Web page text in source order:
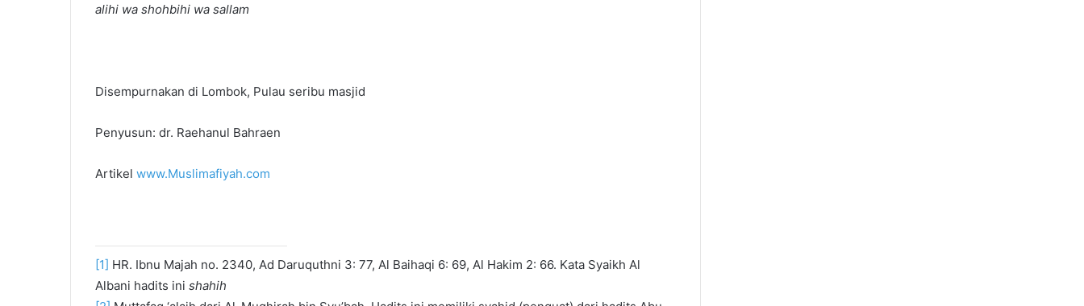
alihi wa shohbihi wa sallam
Disempurnakan di Lombok, Pulau seribu masjid
Penyusun: dr. Raehanul Bahraen
Artikel www.Muslimafiyah.com
[1] HR. Ibnu Majah no. 2340, Ad Daruquthni 3: 77, Al Baihaqi 6: 69, Al Hakim 2: 66. Kata Syaikh Al
Albani hadits ini shahih